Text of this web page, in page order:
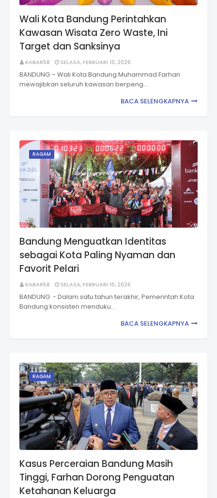
Wali Kota Bandung Perintahkan
Kawasan Wisata Zero Waste, Ini
Target dan Sanksinya
KABAR58 SELASA, FEBRUARI 10, 2026
BANDUNG – Wali Kota Bandung Muhammad Farhan
mewajibkan seluruh kawasan berpeng…
BACA SELENGKAPNYA
RAGAM
Bandung Menguatkan Identitas
sebagai Kota Paling Nyaman dan
Favorit Pelari
KABAR58 SELASA, FEBRUARI 10, 2026
BANDUNG - Dalam satu tahun terakhir, Pemerintah Kota
Bandung konsisten menduku…
BACA SELENGKAPNYA
RAGAM
Kasus Perceraian Bandung Masih
Tinggi, Farhan Dorong Penguatan
Ketahanan Keluarga